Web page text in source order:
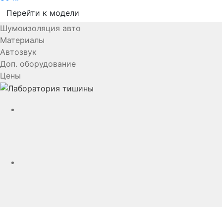
Перейти к модели
Шумоизоляция авто
Материалы
Автозвук
Доп. оборудование
Цены